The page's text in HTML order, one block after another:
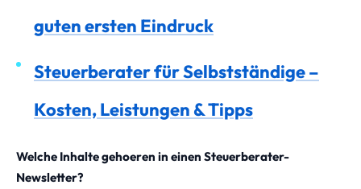
guten ersten Eindruck
Steuerberater für Selbstständige –
Kosten, Leistungen & Tipps
Welche Inhalte gehoeren in einen Steuerberater-
Newsletter?